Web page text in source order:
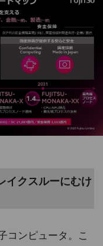
イクスルーにむけ
コンピュータ。こ